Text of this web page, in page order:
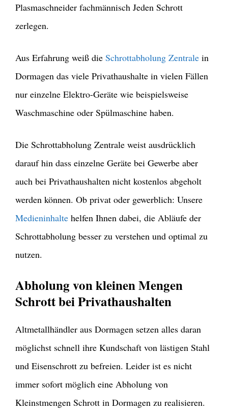
Plasmaschneider fachmännisch Jeden Schrott
zerlegen.
Aus Erfahrung weiß die Schrottabholung Zentrale in
Dormagen das viele Privathaushalte in vielen Fällen
nur einzelne Elektro-Geräte wie beispielsweise
Waschmaschine oder Spülmaschine haben.
Die Schrottabholung Zentrale weist ausdrücklich
darauf hin dass einzelne Geräte bei Gewerbe aber
auch bei Privathaushalten nicht kostenlos abgeholt
werden können. Ob privat oder gewerblich: Unsere
Medieninhalte helfen Ihnen dabei, die Abläufe der
Schrottabholung besser zu verstehen und optimal zu
nutzen.
Abholung von kleinen Mengen
Schrott bei Privathaushalten
Altmetallhändler aus Dormagen setzen alles daran
möglichst schnell ihre Kundschaft von lästigen Stahl
und Eisenschrott zu befreien. Leider ist es nicht
immer sofort möglich eine Abholung von
Kleinstmengen Schrott in Dormagen zu realisieren.